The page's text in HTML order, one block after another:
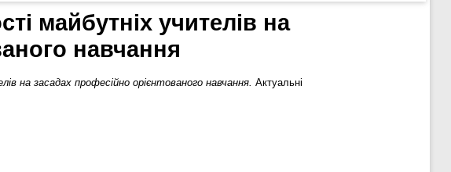
майбутніх учителів на
навчання
на засадах професійно орієнтованого навчання. Актуальні